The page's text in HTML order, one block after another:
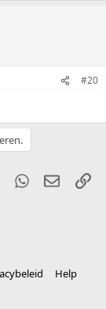
#20
Tumblr WhatsApp
E-mail
Help